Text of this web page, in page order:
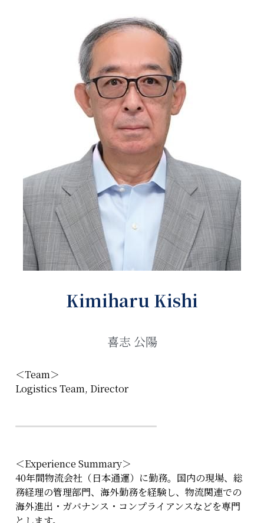
Kimiharu Kishi
喜志 公陽
＜Team＞
Logistics Team, Director
＜Experience Summary＞
40年間物流会社（日本通運）に勤務。国内の現場、総
務経理の管理部門、海外勤務を経験し、物流関連での
海外進出・ガバナンス・コンプライアンスなどを専門